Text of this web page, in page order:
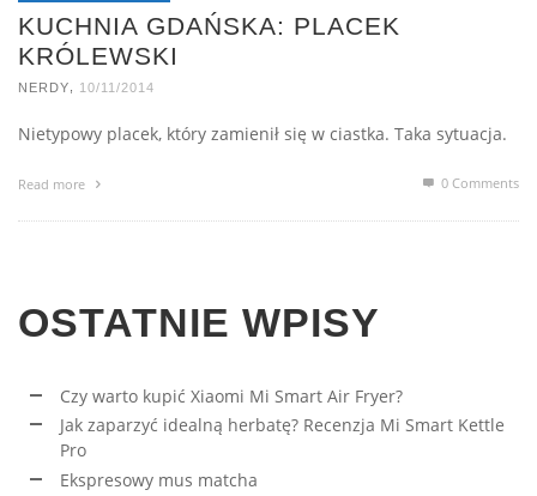
KUCHNIA GDAŃSKA: PLACEK
KRÓLEWSKI
NERDY 10/11/2014
Nietypowy placek, który zamienił się w ciastka. Taka sytuacja.
Read more 0 Comments
OSTATNIE WPISY
Czy warto kupić Xiaomi Mi Smart Air Fryer?
Jak zaparzyć idealną herbatę? Recenzja Mi Smart Kettle
Pro
Ekspresowy mus matcha